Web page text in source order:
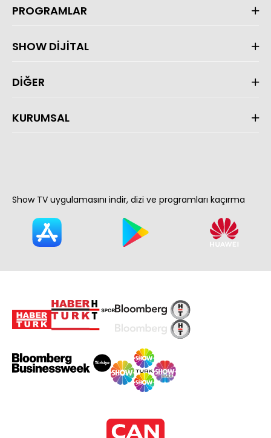
PROGRAMLAR
SHOW DİJİTAL
DİĞER
KURUMSAL
Show TV uygulamasını indir, dizi ve programları kaçırma